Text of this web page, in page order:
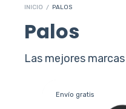
INICIO / PALOS
Palos
Las mejores
Envío gratis